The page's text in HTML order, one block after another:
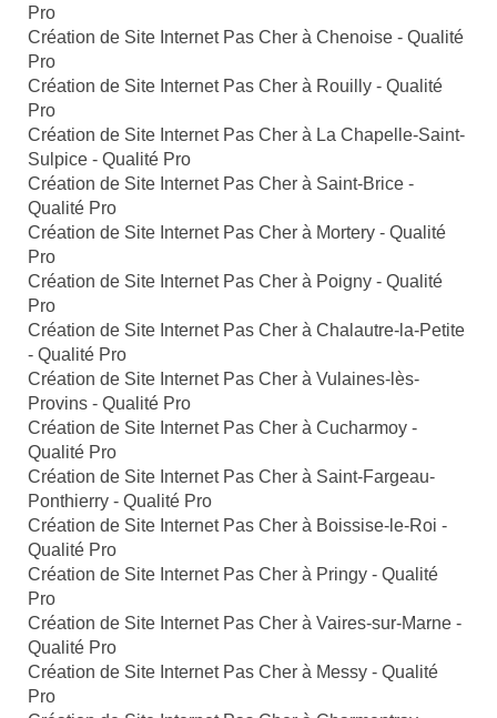
Pro
Création de Site Internet Pas Cher à Chenoise - Qualité
Pro
Création de Site Internet Pas Cher à Rouilly - Qualité
Pro
Création de Site Internet Pas Cher à La Chapelle-Saint-
Sulpice - Qualité Pro
Création de Site Internet Pas Cher à Saint-Brice -
Qualité Pro
Création de Site Internet Pas Cher à Mortery - Qualité
Pro
Création de Site Internet Pas Cher à Poigny - Qualité
Pro
Création de Site Internet Pas Cher à Chalautre-la-Petite
- Qualité Pro
Création de Site Internet Pas Cher à Vulaines-lès-
Provins - Qualité Pro
Création de Site Internet Pas Cher à Cucharmoy -
Qualité Pro
Création de Site Internet Pas Cher à Saint-Fargeau-
Ponthierry - Qualité Pro
Création de Site Internet Pas Cher à Boissise-le-Roi -
Qualité Pro
Création de Site Internet Pas Cher à Pringy - Qualité
Pro
Création de Site Internet Pas Cher à Vaires-sur-Marne -
Qualité Pro
Création de Site Internet Pas Cher à Messy - Qualité
Pro